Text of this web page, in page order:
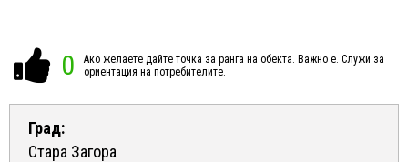
0
Ако желаете дайте точка за ранга на обекта. Важно е. Служи за
ориентация на потребителите.
Град:
Стара Загора